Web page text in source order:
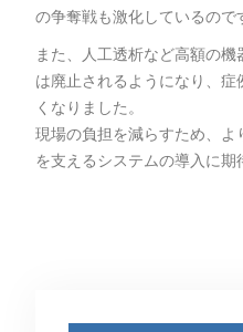
の争奪戦も激化しているので
また、人工透析など高額の
は廃止されるようになり、
くなりました。
現場の負担を減らすため、
を支えるシステムの導入に期